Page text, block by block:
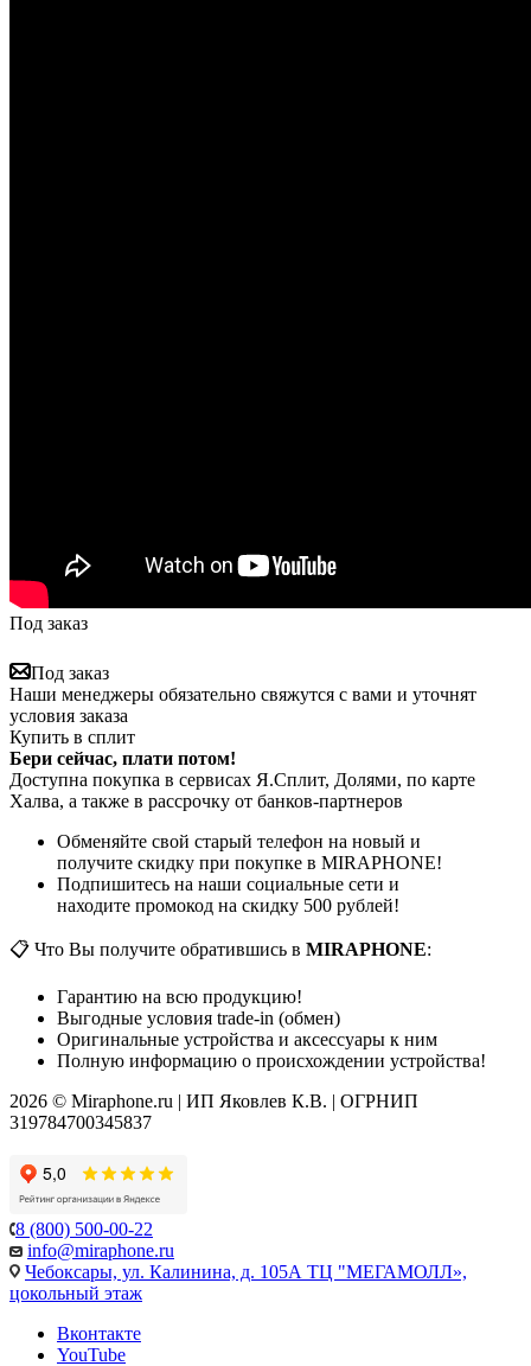
Под заказ
Под заказ
Наши менеджеры обязательно свяжутся с вами и уточнят
условия заказа
Купить в сплит
Бери сейчас, плати потом!
Доступна покупка в сервисах Я.Сплит, Долями, по карте
Халва, а также в рассрочку от банков-партнеров
Обменяйте свой старый телефон на новый и
получите скидку при покупке в MIRAPHONE!
Подпишитесь на наши социальные сети и
находите промокод на скидку 500 рублей!
📋 Что Вы получите обратившись в MIRAPHONE:
Гарантию на всю продукцию!
Выгодные условия trade-in (обмен)
Оригинальные устройства и аксессуары к ним
Полную информацию о происхождении устройства!
2026 © Miraphone.ru | ИП Яковлев К.В. | ОГРНИП
319784700345837
8 (800) 500-00-22
info@miraphone.ru
Чебоксары, ул. Калинина, д. 105А ТЦ "МЕГАМОЛЛ»,
цокольный этаж
Вконтакте
YouTube